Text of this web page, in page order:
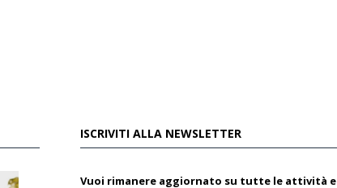
ISCRIVITI ALLA NEWSLETTER
Vuoi rimanere aggiornato su tutte le attività e